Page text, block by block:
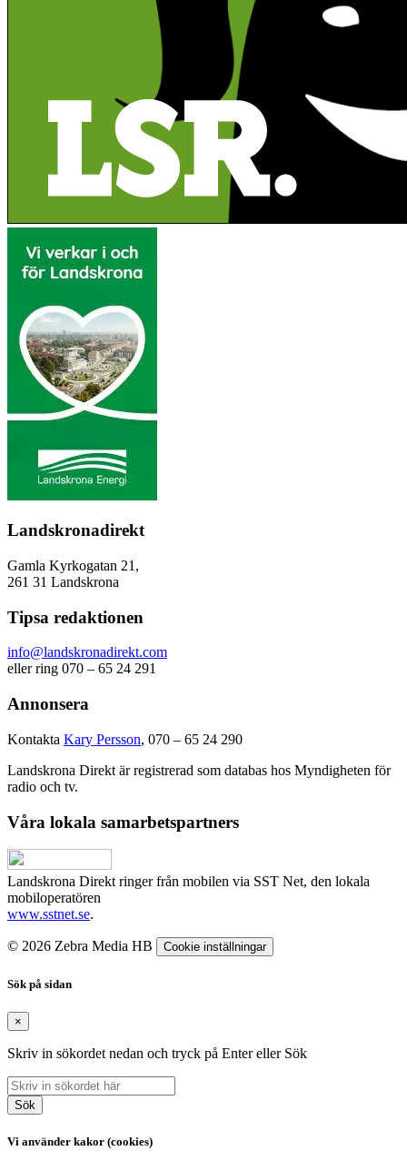
Landskronadirekt
Gamla Kyrkogatan 21,
261 31 Landskrona
Tipsa redaktionen
info@landskronadirekt.com
eller ring 070 – 65 24 291
Annonsera
Kontakta Kary Persson, 070 – 65 24 290
Landskrona Direkt är registrerad som databas hos Myndigheten för
radio och tv.
Våra lokala samarbetspartners
Landskrona Direkt ringer från mobilen via SST Net, den lokala
mobiloperatören
www.sstnet.se.
© 2026 Zebra Media HB Cookie inställningar
Sök på sidan
×
Skriv in sökordet nedan och tryck på Enter eller Sök
Sök
Vi använder kakor (cookies)